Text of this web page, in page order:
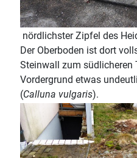
nördlichster Zipfel des
Der Oberboden ist dort
Steinwall zum südlicheren
Vordergrund etwas
(Calluna vulgaris).